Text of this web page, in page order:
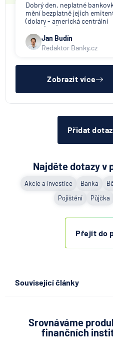
Dobrý den, neplatné
mění bezplatně jejich
(dolary - americká centrální
banka). V ČR nikdo tuto
nenabízí (ani na komerční
Jan Budín
Redaktor Banky.cz
Zobrazit více
Přidat
Najděte dotazy v
Akcie a investice Banka
Pojištění
Půjčka
Přejít do
Související články
Srovnáváme
finančních